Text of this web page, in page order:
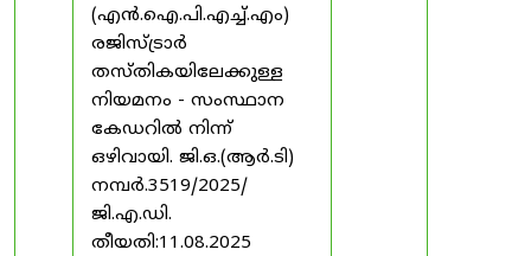
(എൻ.ഐ.പി.എച്ച്.എം)
രജിസ്ട്രാർ
തസ്തികയിലേക്കുള്ള
നിയമനം - സംസ്ഥാന
കേഡറിൽ നിന്ന്
ഒഴിവായി. ജി.ഒ.(ആർ.ടി)
നമ്പർ.3519/2025/
ജി.എ.ഡി.
തീയതി:11.08.2025